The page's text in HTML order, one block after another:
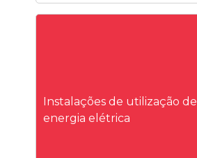
Instalações de utilização de
energia elétrica